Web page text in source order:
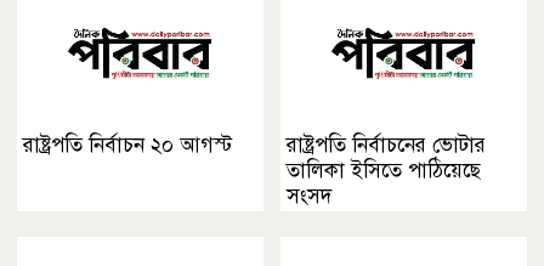
রাষ্ট্রপতি নির্বাচন ২০ আগস্ট
রাষ্ট্রপতি নির্বাচনের ভোটার
তালিকা ইসিতে পাঠিয়েছে
সংসদ